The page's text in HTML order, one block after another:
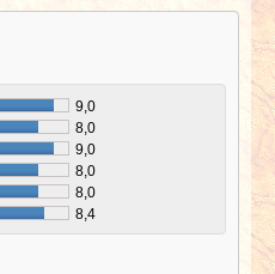
9,0
8,0
9,0
8,0
8,0
8,4